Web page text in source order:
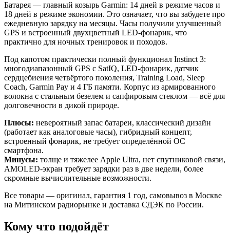
Батарея — главный козырь Garmin: 14 дней в режиме часов и
18 дней в режиме экономии. Это означает, что вы забудете про
ежедневную зарядку на месяцы. Часы получили улучшенный
GPS и встроенный двухцветный LED-фонарик, что
практично для ночных тренировок и походов.
Под капотом практически полный функционал Instinct 3:
многодиапазонный GPS с SatIQ, LED-фонарик, датчик
сердцебиения четвёртого поколения, Training Load, Sleep
Coach, Garmin Pay и 4 ГБ памяти. Корпус из армированного
волокна с стальным безелем и сапфировым стеклом — всё для
долговечности в дикой природе.
Плюсы: невероятный запас батареи, классический дизайн
(работает как аналоговые часы), гибридный концепт,
встроенный фонарик, не требует определённой ОС
смартфона.
Минусы: толще и тяжелее Apple Ultra, нет спутниковой связи,
AMOLED-экран требует зарядки раз в две недели, более
скромные вычислительные возможности.
Все товары — оригинал, гарантия 1 год, самовывоз в Москве
на Митинском радиорынке и доставка СДЭК по России.
Кому что подойдёт